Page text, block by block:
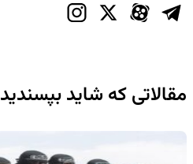
مقالاتی که شاید بپسندید